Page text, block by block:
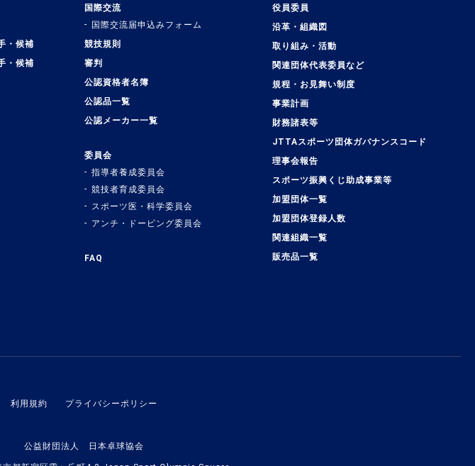
・候補
・候補
国際交流
国際交流届申込みフォーム
競技規則
審判
公認資格者名簿
公認品一覧
公認メーカー一覧
委員会
指導者養成委員会
競技者育成委員会
スポーツ医・科学委員会
アンチ・ドーピング委員会
FAQ
役員委員
沿革・組織図
取り組み・活動
関連団体代表委員など
規程・お見舞い制度
事業計画
財務諸表等
JTTAスポーツ団体ガバナンスコード
理事会報告
スポーツ振興くじ助成事業等
加盟団体一覧
加盟団体登録人数
関連組織一覧
販売品一覧
利用規約 プライバシーポリシー
公益財団法人 日本卓球協会